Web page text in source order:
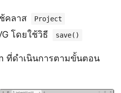
คลาส Project
โดยใช้วิธี save()
ที่ดำเนินการตามขั้นตอน